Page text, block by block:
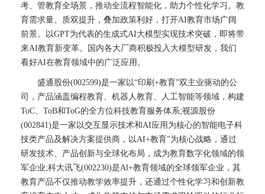
考、管教育全场景，推动全流程智能化，助力个性化学习。教
育需求量、质双提升，叠加政策利好，打开AI教育市场广阔
前景。以GPT为代表的生成式AI大模型实现技术突破，即将带
来AI教育新变革。国内各大厂商积极投入大模型研发，我们
看好AI在教育领域中的广泛应用。
盛通股份(002599)是一家以“印刷+教育”双主业驱动的公
司，产品涵盖编程教育、机器人教育、人工智能等领域，构建
ToC、ToB和ToG的全方位科技教育服务体系;视源股份
(002841)是一家以交互显示技术和AI应用为核心的智能电子科
技类产品及解决方案提供商，以AI+教育”为核心战略，通过
研发技术、产品创新与全球化布局，成为教育数字化领域的领
军企业;科大讯飞(002230)是Al+教育领域的全球领军企业，其
教育产品不仅推动教学效率提升，还通过个性化学习和创新教